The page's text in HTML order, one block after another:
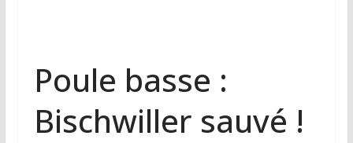
Poule basse :
Bischwiller sauvé !